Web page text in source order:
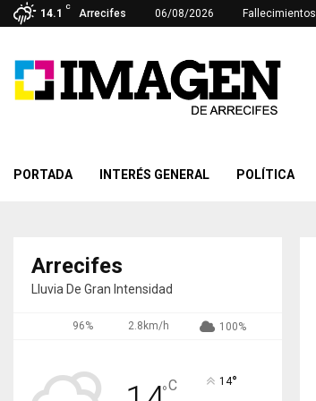
14.1
C
Arrecifes 06/08/2026 Fallecimientos
PORTADA INTERÉS GENERAL POLÍTICA
Arrecifes
Lluvia De Gran Intensidad
96% 2.8km/h 100%
°C 14°